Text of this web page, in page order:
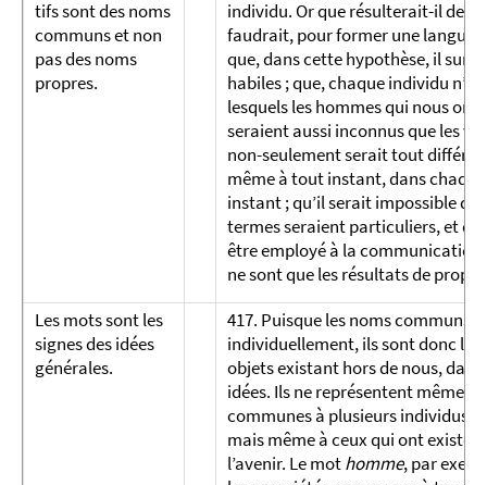
tifs sont des noms
communs et non
pas des noms
propres.
individu. Or que résulterait-il de
faudrait, pour former une langue
que, dans cette hypothèse, il
habiles ; que, chaque individu
lesquels les hommes qui nous
seraient aussi inconnus que les
non-seulement serait tout
même à tout instant, dans
instant ; qu’il serait impossible
termes seraient particuliers, et
être employé à la communication
ne sont que les résultats de
Les mots sont les
signes des idées
géné­rales.
417. Puisque les noms communs
individuellement, ils sont donc les
objets existant hors de nous,
idées. Ils ne représentent même
communes à plusieurs individus,
mais même à ceux qui ont existé
l’avenir. Le mothomme, par